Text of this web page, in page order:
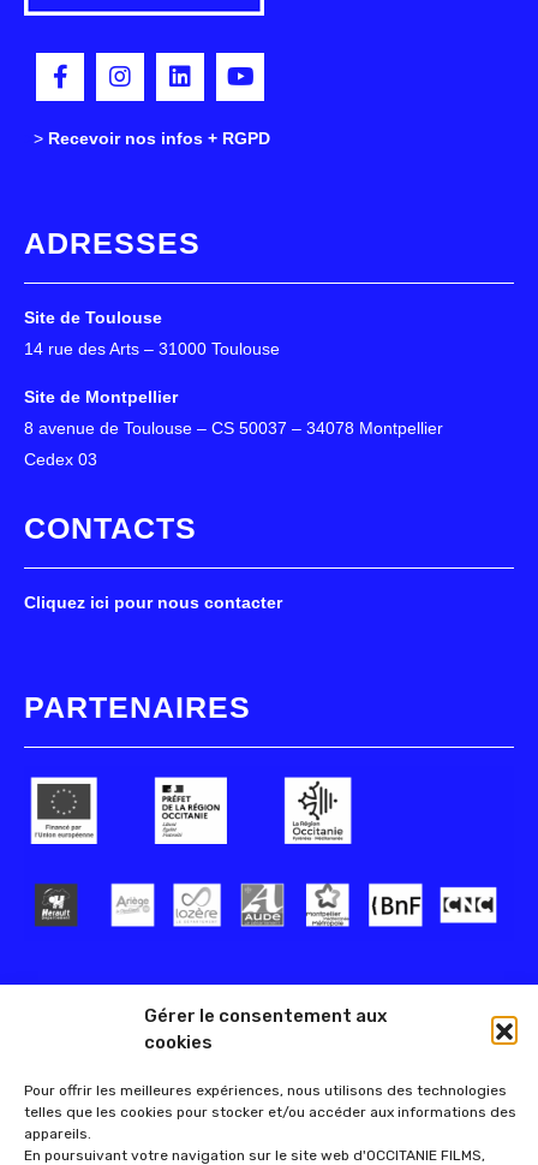
Gérer le consentement aux
cookies
Pour offrir les meilleures expériences, nous utilisons des technologies
telles que les cookies pour stocker et/ou accéder aux informations des
appareils.
En poursuivant votre navigation sur le site web d'OCCITANIE FILMS,
> Recevoir nos infos + RGPD
ADRESSES
Site de Toulouse
14 rue des Arts – 31000 Toulouse
Site de Montpellier
8 avenue de Toulouse – CS 50037 – 34078 Montpellier
Cedex 03
CONTACTS
Cliquez ici pour nous contacter
PARTENAIRES